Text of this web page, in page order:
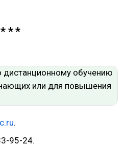
.
95-24.